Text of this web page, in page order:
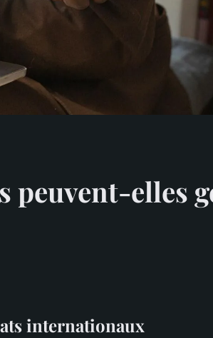
peuvent-elles
internationaux